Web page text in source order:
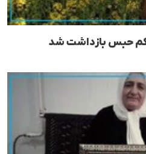
حبس بازداشت شد